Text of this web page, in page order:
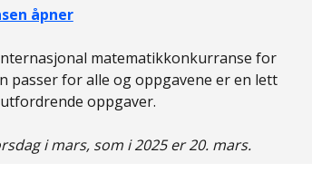
åpner
matematikkonkurranse for
passer for alle og oppgavene er en lett
oppgaver.
i mars, som i 2025 er 20. mars.